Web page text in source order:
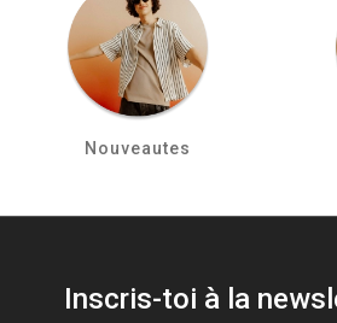
Nouveautes
Inscris-toi à la